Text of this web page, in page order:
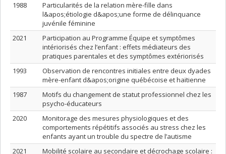
1988
Particularités de la relation mère-fille dans
l&apos;étiologie d&apos;une forme de délinquance
juvénile féminine
2021
Participation au Programme Équipe et symptômes
intériorisés chez l’enfant : effets médiateurs des
pratiques parentales et des symptômes extériorisés
1993
Observation de rencontres initiales entre deux dyades
mère-enfant d&apos;origine québécoise et haïtienne
1987
Motifs du changement de statut professionnel chez les
psycho-éducateurs
2020
Monitorage des mesures physiologiques et des
comportements répétitifs associés au stress chez les
enfants ayant un trouble du spectre de l’autisme
2021
Mobilité scolaire au secondaire et décrochage scolaire :